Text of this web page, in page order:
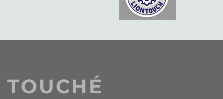
TOUCHÉ